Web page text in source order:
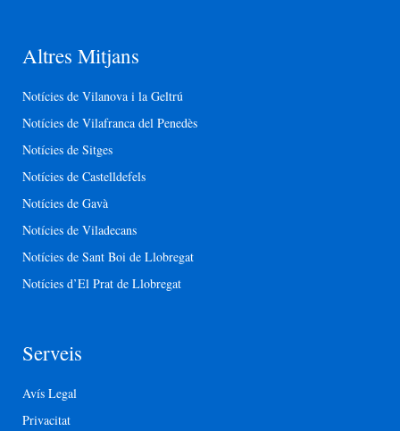
Altres Mitjans
Notícies de Vilanova i la Geltrú
Notícies de Vilafranca del Penedès
Notícies de Sitges
Notícies de Castelldefels
Notícies de Gavà
Notícies de Viladecans
Notícies de Sant Boi de Llobregat
Notícies d’El Prat de Llobregat
Serveis
Avís Legal
Privacitat